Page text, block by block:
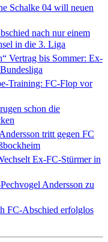
Schalke 04 will neuen
nach nur einem
in die 3. Liga
Vertrag bis Sommer: Ex-
Training: FC-Flop vor
schon die
tritt gegen FC
Ex-FC-Stürmer in
Andersson zu
FC-Abschied erfolglos